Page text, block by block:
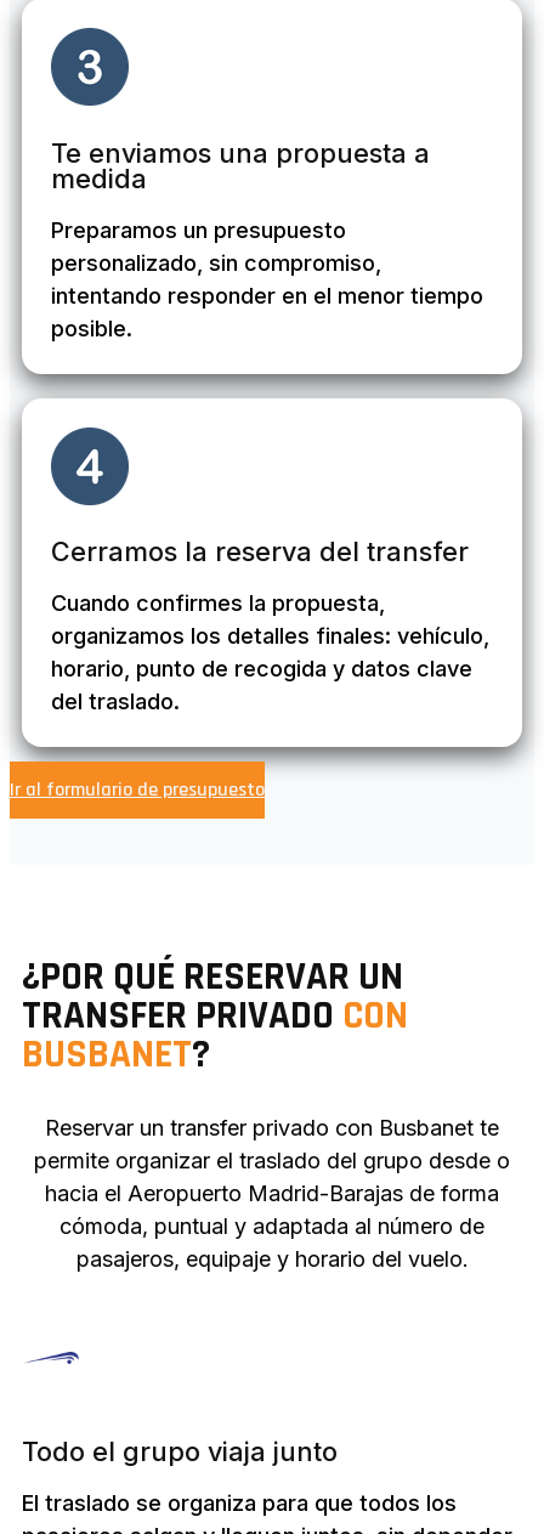
Te enviamos una propuesta a
medida
Preparamos un presupuesto
personalizado, sin compromiso,
intentando responder en el menor tiempo
posible.
Cerramos la reserva del transfer
Cuando confirmes la propuesta,
organizamos los detalles finales: vehículo,
horario, punto de recogida y datos clave
del traslado.
Ir al formulario de presupuesto
¿POR QUÉ RESERVAR UN
TRANSFER PRIVADO CON
BUSBANET?
Reservar un transfer privado con Busbanet te
permite organizar el traslado del grupo desde o
hacia el Aeropuerto Madrid-Barajas de forma
cómoda, puntual y adaptada al número de
pasajeros, equipaje y horario del vuelo.
Todo el grupo viaja junto
El traslado se organiza para que todos los